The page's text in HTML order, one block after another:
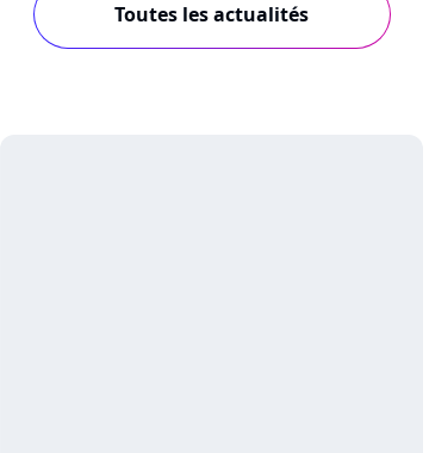
Toutes les actualités